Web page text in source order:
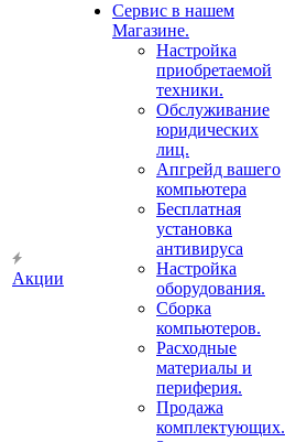
Акции
Сервис в нашем
Магазине.
Настройка
приобретаемой
техники.
Обслуживание
юридических
лиц.
Апгрейд вашего
компьютера
Бесплатная
установка
антивируса
Настройка
оборудования.
Сборка
компьютеров.
Расходные
материалы и
периферия.
Продажа
комплектующих.